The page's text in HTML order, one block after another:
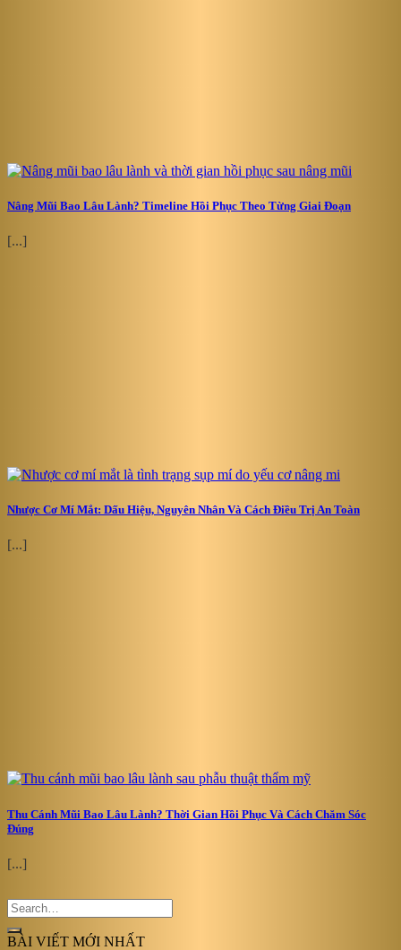
Nâng Mũi Bao Lâu Lành? Timeline Hồi Phục Theo Từng Giai Đoạn
[...]
Nhược Cơ Mí Mắt: Dấu Hiệu, Nguyên Nhân Và Cách Điều Trị An Toàn
[...]
Thu Cánh Mũi Bao Lâu Lành? Thời Gian Hồi Phục Và Cách Chăm Sóc
Đúng
[...]
BÀI VIẾT MỚI NHẤT